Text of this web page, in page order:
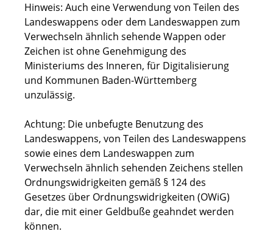
Hinweis: Auch eine Verwendung von Teilen des
Landeswappens oder dem Landeswappen zum
Verwechseln ähnlich sehende Wappen oder
Zeichen ist ohne Genehmigung des
Ministeriums des Inneren, für Digitalisierung
und Kommunen Baden-Württemberg
unzulässig.
Achtung: Die unbefugte Benutzung des
Landeswappens, von Teilen des Landeswappens
sowie eines dem Landeswappen zum
Verwechseln ähnlich sehenden Zeichens stellen
Ordnungswidrigkeiten gemäß § 124 des
Gesetzes über Ordnungswidrigkeiten (OWiG)
dar, die mit einer Geldbuße geahndet werden
können.